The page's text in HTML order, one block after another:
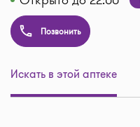
Позвонить
Искать в этой аптеке